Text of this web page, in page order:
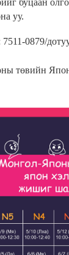
буцаан
уу.
7511-0879/
төвийн